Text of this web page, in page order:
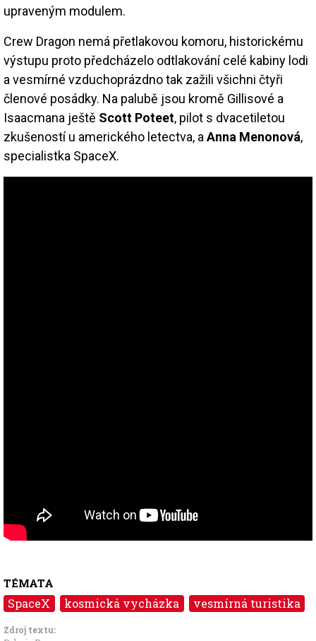
upraveným modulem.
Crew Dragon nemá přetlakovou komoru, historickému
výstupu proto předcházelo odtlakování celé kabiny lodi
a vesmírné vzduchoprázdno tak zažili všichni čtyři
členové posádky. Na palubě jsou kromě Gillisové a
Isaacmana ještě Scott Poteet, pilot s dvacetiletou
zkušeností u amerického letectva, a Anna Menonová,
specialistka SpaceX.
TÉMATA
SpaceX kosmická vycházka vesmírná turistika
Zdroj textu: